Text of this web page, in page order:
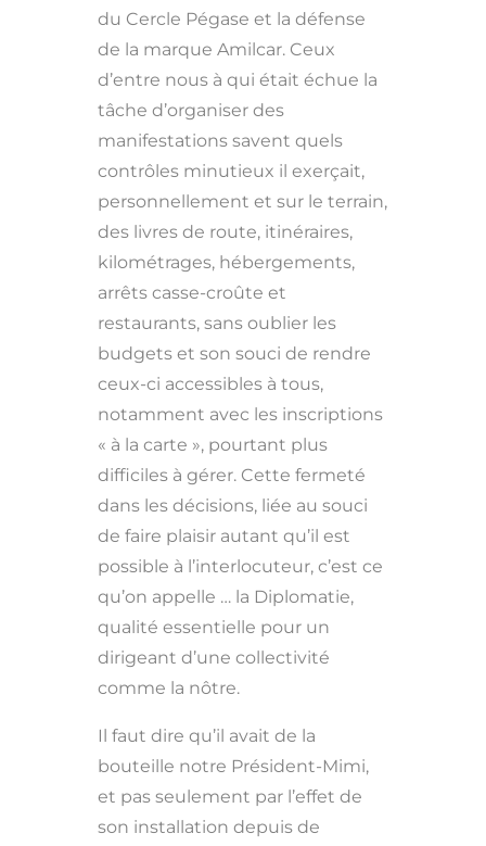
du Cercle Pégase et la défense
de la marque Amilcar. Ceux
d’entre nous à qui était échue la
tâche d’organiser des
manifestations savent quels
contrôles minutieux il exerçait,
personnellement et sur le terrain,
des livres de route, itinéraires,
kilométrages, hébergements,
arrêts casse-croûte et
restaurants, sans oublier les
budgets et son souci de rendre
ceux-ci accessibles à tous,
notamment avec les inscriptions
« à la carte », pourtant plus
difficiles à gérer. Cette fermeté
dans les décisions, liée au souci
de faire plaisir autant qu’il est
possible à l’interlocuteur, c’est ce
qu’on appelle … la Diplomatie,
qualité essentielle pour un
dirigeant d’une collectivité
comme la nôtre.
Il faut dire qu’il avait de la
bouteille notre Président-Mimi,
et pas seulement par l’effet de
son installation depuis de